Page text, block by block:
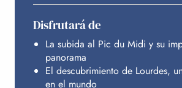
Disfrutará de
La subida al Pic du Midi y su
panorama
El descubrimiento de Lourdes,
en el mundo